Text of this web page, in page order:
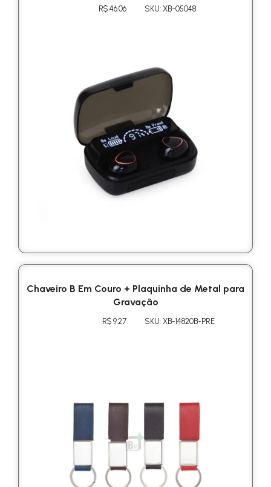
R$ 46.06 SKU: XB-05048
Chaveiro B Em Couro + Plaquinha de Metal para
Gravação
R$ 9.27 SKU: XB-14820B-PRE